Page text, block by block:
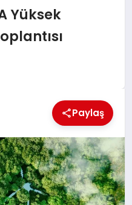
Yüksek
Paylaş